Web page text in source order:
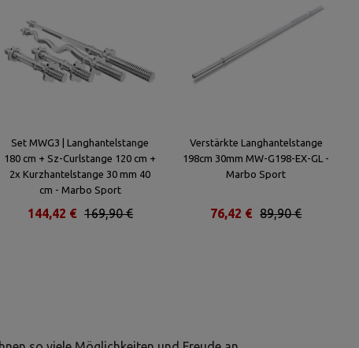
Set MWG3 | Langhantelstange
180 cm + Sz-Curlstange 120 cm +
2x Kurzhantelstange 30 mm 40
cm - Marbo Sport
169,90 €
144,42 €
Verstärkte Langhantelstange
198cm 30mm MW-G198-EX-GL -
Marbo Sport
89,90 €
76,42 €